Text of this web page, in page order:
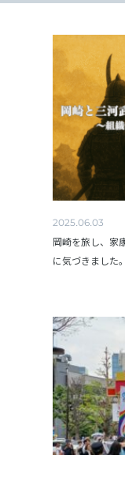
2025.06.03
岡崎を旅し、家
に気づきました